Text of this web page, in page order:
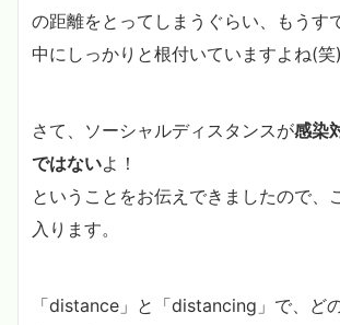
の距離をとってしまうぐらい、もうす
中にしっかりと根付いていますよね(笑)
さて、ソーシャルディスタンスが感染
ではないよ！
ということをお伝えできましたので、
入ります。
「distance」と「distancing」で、ど